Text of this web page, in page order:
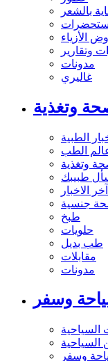
بالشعر
الأزياء
وتقارير
مدونات
غاليري
وتغذية
الطبية
الطب
وتغذية
طبيبك
آخر الاخبار
جنسية
طبخ
حلويات
طب بديل
مقابلات
مدونات
وسفر
السياحية
السياحية
وسفر